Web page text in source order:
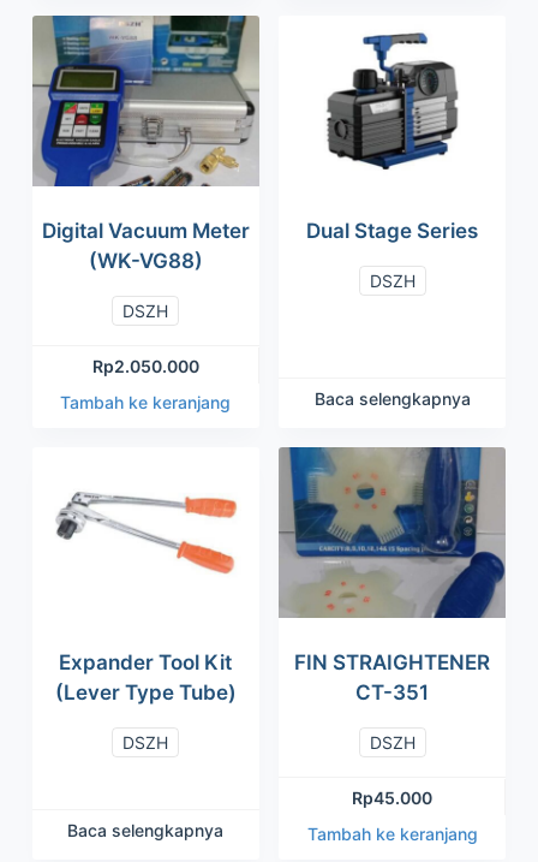
Digital Vacuum Meter
(WK-VG88)
Rp2.050.000
Tambah ke keranjang
DSZH
Dual Stage Series
Baca selengkapnya
DSZH
Expander Tool Kit
(Lever Type Tube)
Baca selengkapnya
DSZH
FIN STRAIGHTENER
CT-351
Rp45.000
Tambah ke keranjang
DSZH